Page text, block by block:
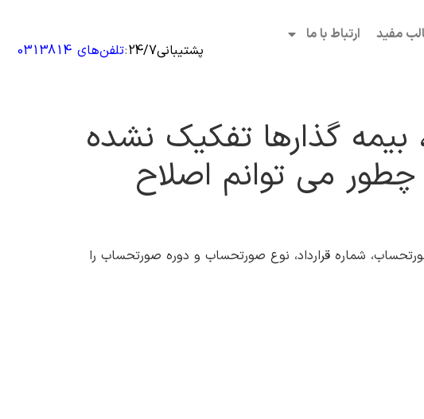
مفید ارتباط با ما
پشتیبانی24/7 :تلفن‌های 0313814
بیمه گذارها تفکیک نشده
می توانم اصلاح
شماره قرارداد، نوع صورتحساب و دوره صورتحساب را